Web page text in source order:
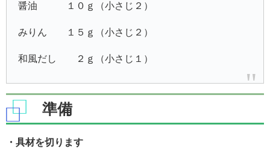
醤油 １０ｇ（小さじ２）
みりん １５ｇ（小さじ２）
和風だし ２ｇ（小さじ１）
準備
・具材を切ります